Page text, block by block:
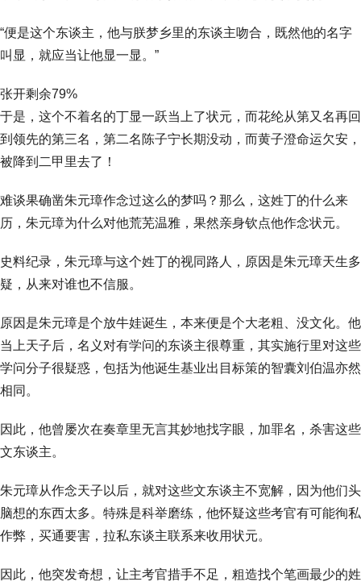
“便是这个东谈主，他与朕梦乡里的东谈主吻合，既然他的名字
叫显，就应当让他显一显。”
张开剩余79%
于是，这个不着名的丁显一跃当上了状元，而花纶从第又名再回
到领先的第三名，第二名陈子宁长期没动，而黄子澄命运欠安，
被降到二甲里去了！
难谈果确凿朱元璋作念过这么的梦吗？那么，这姓丁的什么来
历，朱元璋为什么对他荒芜温雅，果然亲身钦点他作念状元。
史料纪录，朱元璋与这个姓丁的视同路人，原因是朱元璋天生多
疑，从来对谁也不信服。
原因是朱元璋是个放牛娃诞生，本来便是个大老粗、没文化。他
当上天子后，名义对有学问的东谈主很尊重，其实施行里对这些
学问分子很疑惑，包括为他诞生基业出目标策的智囊刘伯温亦然
相同。
因此，他曾屡次在奏章里无言其妙地找字眼，加罪名，杀害这些
文东谈主。
朱元璋从作念天子以后，就对这些文东谈主不宽解，因为他们头
脑想的东西太多。特殊是科举磨练，他怀疑这些考官有可能徇私
作弊，买通要害，拉私东谈主联系来收用状元。
因此，他突发奇想，让主考官措手不足，粗造找个笔画最少的姓